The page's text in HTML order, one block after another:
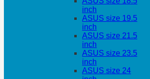
inch
ASUS size 19.5
inch
ASUS size 21.5
inch
ASUS size 23.5
inch
ASUS size 24